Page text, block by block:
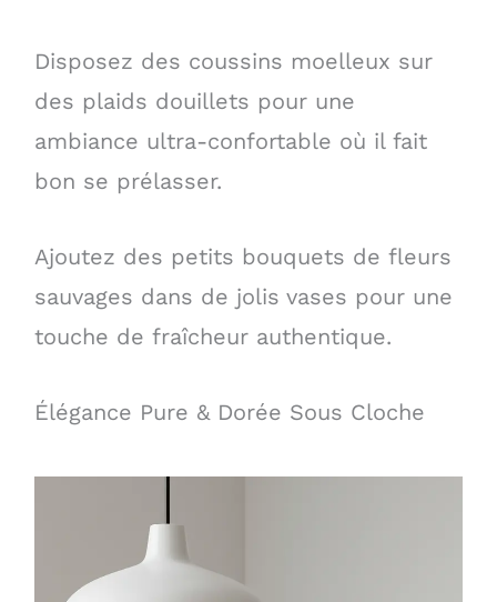
Disposez des coussins moelleux sur
des plaids douillets pour une
ambiance ultra-confortable où il fait
bon se prélasser.
Ajoutez des petits bouquets de fleurs
sauvages dans de jolis vases pour une
touche de fraîcheur authentique.
Élégance Pure & Dorée Sous Cloche